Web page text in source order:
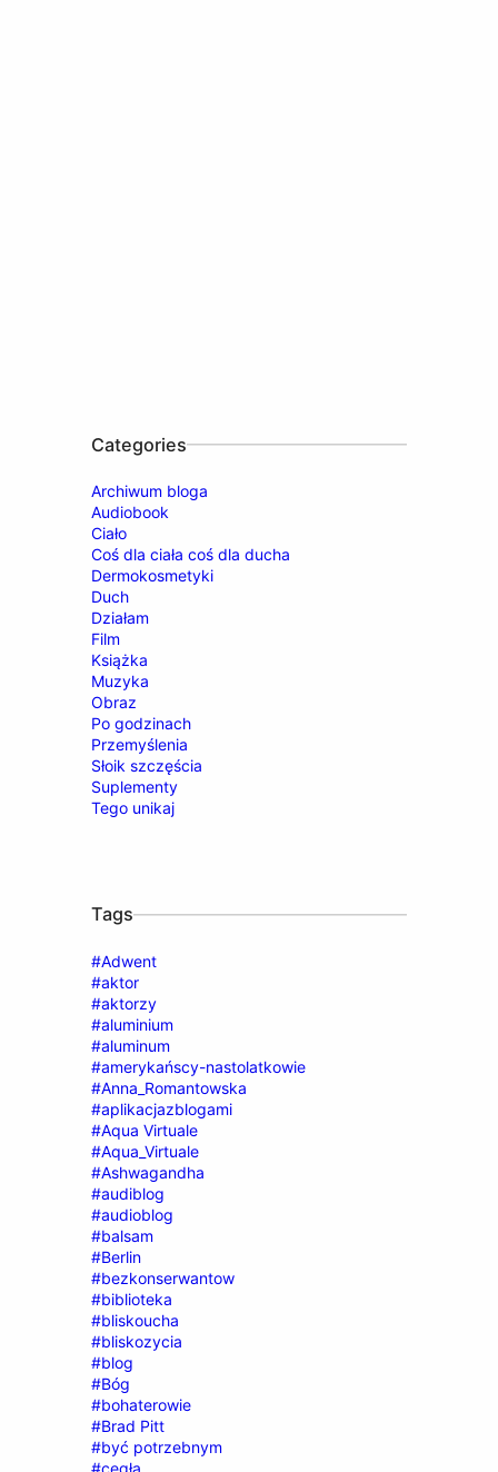
Categories
Archiwum bloga
Audiobook
Ciało
Coś dla ciała coś dla ducha
Dermokosmetyki
Duch
Działam
Film
Książka
Muzyka
Obraz
Po godzinach
Przemyślenia
Słoik szczęścia
Suplementy
Tego unikaj
Tags
#Adwent
#aktor
#aktorzy
#aluminium
#aluminum
#amerykańscy-nastolatkowie
#Anna_Romantowska
#aplikacjazblogami
#Aqua Virtuale
#Aqua_Virtuale
#Ashwagandha
#audiblog
#audioblog
#balsam
#Berlin
#bezkonserwantow
#biblioteka
#bliskoucha
#bliskozycia
#blog
#Bóg
#bohaterowie
#Brad Pitt
#być potrzebnym
#cegła